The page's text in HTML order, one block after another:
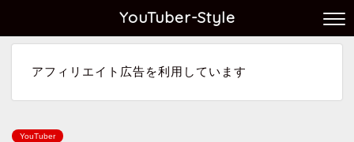
YouTuber-Style
アフィリエイト広告を利用しています
YouTuber